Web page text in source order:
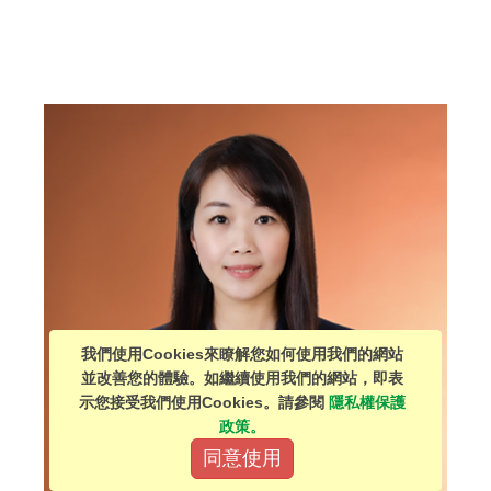
我們使用Cookies來瞭解您如何使用我們的網站
並改善您的體驗。如繼續使用我們的網站，即表
示您接受我們使用Cookies。請參閱 隱私權保護
政策。
同意使用